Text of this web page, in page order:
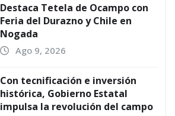
Destaca Tetela de Ocampo con
Feria del Durazno y Chile en
Nogada
Ago 9, 2026
Con tecnificación e inversión
histórica, Gobierno Estatal
impulsa la revolución del campo